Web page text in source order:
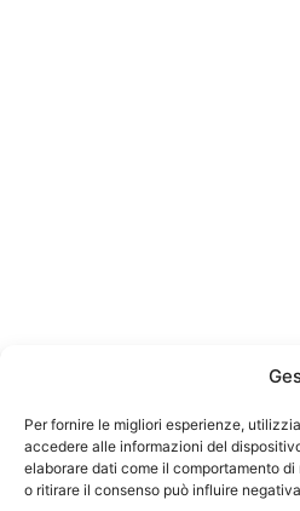
Per fornire le migliori esperienze,
accedere alle informazioni del
elaborare dati come il comportamento
o ritirare il consenso può influire